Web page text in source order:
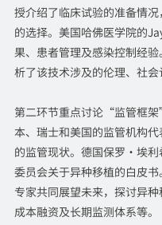
授介绍了临床试验的准备情
的选择。美国哈佛医学院的
果、患者管理及感染控制经
析了该技术涉及的伦理、社会
第二环节重点讨论“监管框
本、瑞士和美国的监管机构
的监管现状。德国保罗·埃
委员会关于异种移植的白皮
专家共同展望未来，探讨异种
成本融资及长期监测体系等。